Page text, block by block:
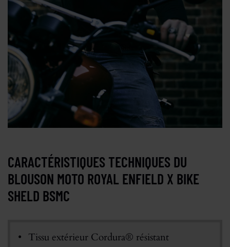
CARACTÉRISTIQUES TECHNIQUES DU
BLOUSON MOTO ROYAL ENFIELD X BIKE
SHELD BSMC
Tissu extérieur Cordura® résistant